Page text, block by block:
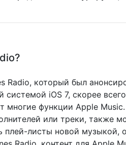
Radio, который был
системой iOS 7, скорее
многие функции Apple
или треки, также
плей-листы новой музыкой,